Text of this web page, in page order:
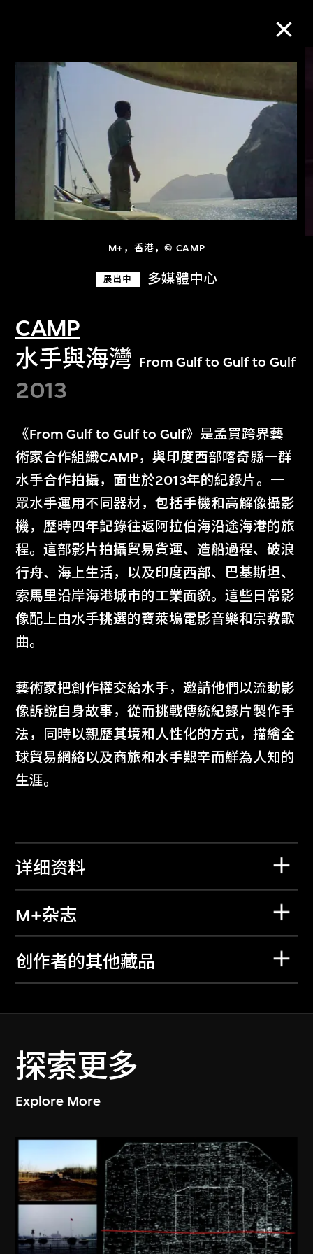
M+，香港，© CAMP
展出中 多媒體中心
CAMP
水手與海灣 From Gulf to Gulf to Gulf
2013
《From Gulf to Gulf to Gulf》是孟買跨界藝
術家合作組織CAMP，與印度西部喀奇縣一群
水手合作拍攝，面世於2013年的紀錄片。一
眾水手運用不同器材，包括手機和高解像攝影
機，歷時四年記錄往返阿拉伯海沿途海港的旅
程。這部影片拍攝貿易貨運、造船過程、破浪
行舟、海上生活，以及印度西部、巴基斯坦、
索馬里沿岸海港城市的工業面貌。這些日常影
像配上由水手挑選的寶萊塢電影音樂和宗教歌
曲。
藝術家把創作權交給水手，邀請他們以流動影
像訴說自身故事，從而挑戰傳統紀錄片製作手
法，同時以親歷其境和人性化的方式，描繪全
球貿易網絡以及商旅和水手艱辛而鮮為人知的
生涯。
详细资料
M+杂志
创作者的其他藏品
探索更多
Explore More
M+藏品
进一步筛选
关于M+藏品
文化藏品。